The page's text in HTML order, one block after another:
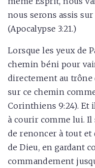
nous serons assis
(Apocalypse 3:21.)
Lorsque les yeux de
chemin béni pour
directement au trône
sur ce chemin
Corinthiens 9:24). Et
à courir comme lui.
de renoncer à tout et
de Dieu, en gardant
commandement